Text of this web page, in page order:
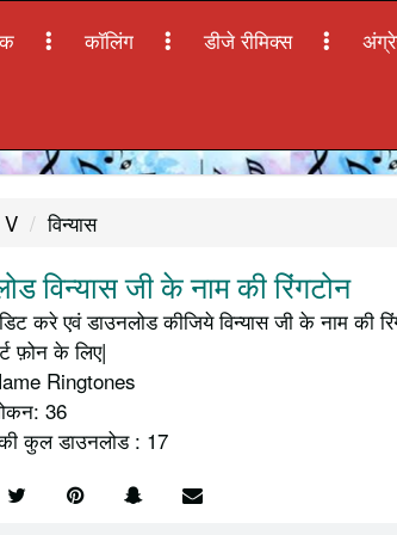
कॉलिंग डीजे रीमिक्स
V विन्यास
विन्यास जी के नाम की रिंगटोन
करे एवं डाउनलोड कीजिये विन्यास जी के नाम की
फ़ोन के लिए|
Ringtones
36
कुल डाउनलोड : 17